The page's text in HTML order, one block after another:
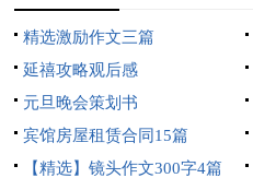
精选激励作文三篇
延禧攻略观后感
元旦晚会策划书
宾馆房屋租赁合同15篇
【精选】镜头作文300字4篇